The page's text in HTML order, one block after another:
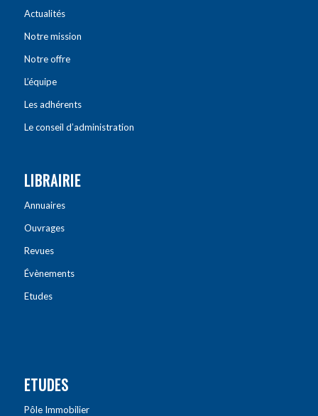
Actualités
Notre mission
Notre offre
L’équipe
Les adhérents
Le conseil d’administration
LIBRAIRIE
Annuaires
Ouvrages
Revues
Évènements
Etudes
ETUDES
Pôle Immobilier